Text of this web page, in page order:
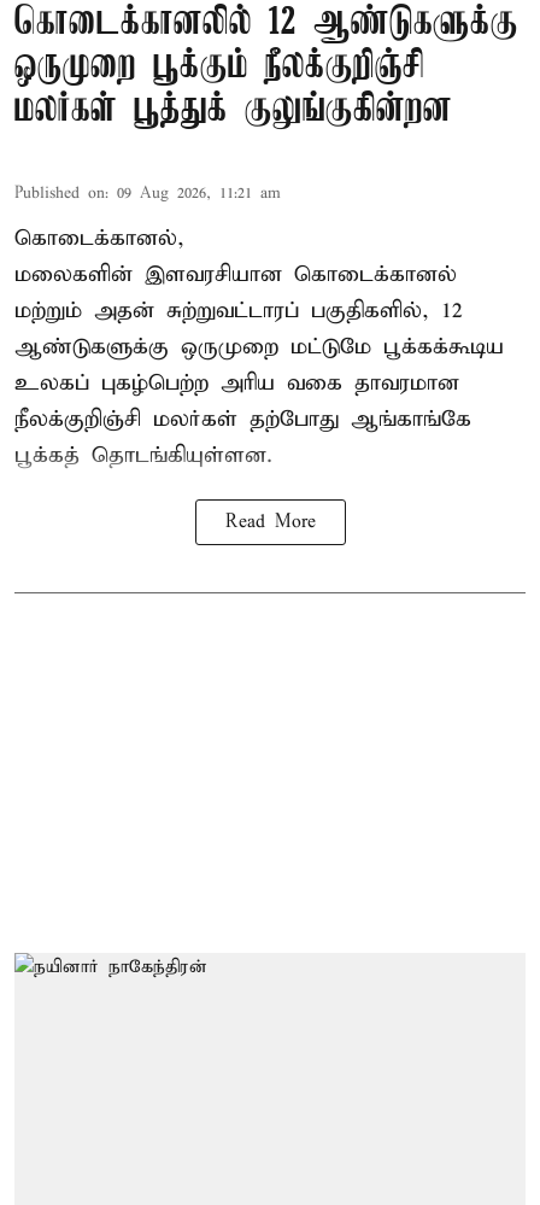
கொடைக்கானலில் 12 ஆண்டுகளுக்கு
ஒருமுறை பூக்கும் நீலக்குறிஞ்சி
மலர்கள் பூத்துக் குலுங்குகின்றன
Published on: 09 Aug 2026, 11:21 am
கொடைக்கானல்,
மலைகளின் இளவரசியான கொடைக்கானல்
மற்றும் அதன் சுற்றுவட்டாரப் பகுதிகளில், 12
ஆண்டுகளுக்கு ஒருமுறை மட்டுமே பூக்கக்கூடிய
உலகப் புகழ்பெற்ற அரிய வகை தாவரமான
நீலக்குறிஞ்சி மலர்கள் தற்போது ஆங்காங்கே
பூக்கத் தொடங்கியுள்ளன.
Read More